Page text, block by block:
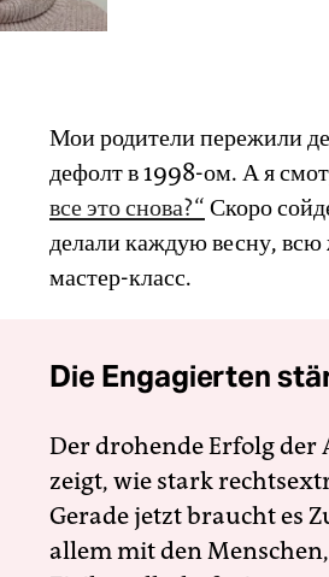
Мои родители пережили
дефолт в 1998-ом. А я
все это снова?“ Скоро
делали каждую весну, всю
мастер-класс.
Die Engagierten
Der drohende Erfolg der
zeigt, wie stark
Gerade jetzt braucht es
allem mit den